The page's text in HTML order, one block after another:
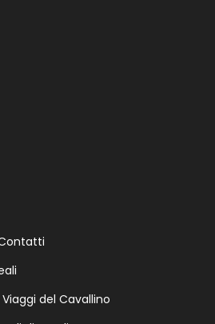
del Cavallino